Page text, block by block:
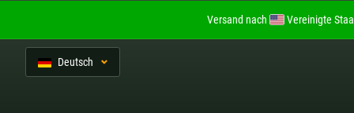
Deutsch
Versand nach Vereinigte